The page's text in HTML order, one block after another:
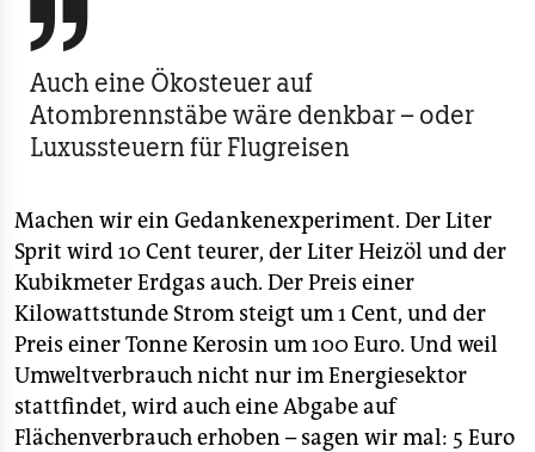
verlag
veranstaltungen
shop
unterstützen
abo
genossenschaft
epaper login

Auch eine Ökosteuer auf
Atombrennstäbe wäre denkbar – oder
Luxussteuern für Flugreisen
Machen wir ein Gedankenexperiment. Der Liter
Sprit wird 10 Cent teurer, der Liter Heizöl und der
Kubikmeter Erdgas auch. Der Preis einer
Kilowattstunde Strom steigt um 1 Cent, und der
Preis einer Tonne Kerosin um 100 Euro. Und weil
Umweltverbrauch nicht nur im Energiesektor
stattfindet, wird auch eine Abgabe auf
Flächenverbrauch erhoben – sagen wir mal: 5 Euro